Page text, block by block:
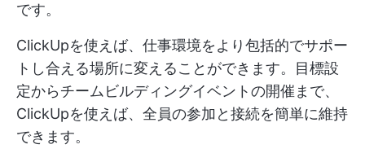
です。
ClickUpを使えば、仕事環境をより包括的でサポー
トし合える場所に変えることができます。目標設
定からチームビルディングイベントの開催まで、
ClickUpを使えば、全員の参加と接続を簡単に維持
できます。